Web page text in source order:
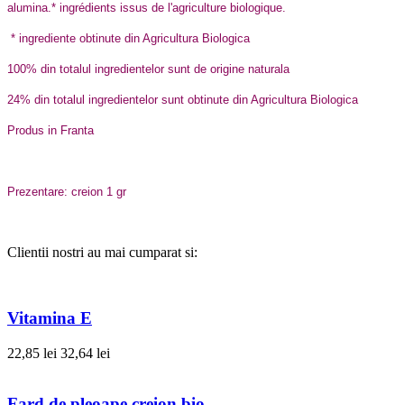
alumina.* ingrédients issus de l'agriculture biologique.
* ingrediente obtinute din Agricultura Biologica
100% din totalul ingredientelor sunt de origine naturala
24% din totalul ingredientelor sunt obtinute din Agricultura Biologica
Produs in Franta
Prezentare: creion 1 gr
Clientii nostri au mai cumparat si:
Vitamina E
22,85 lei 32,64 lei